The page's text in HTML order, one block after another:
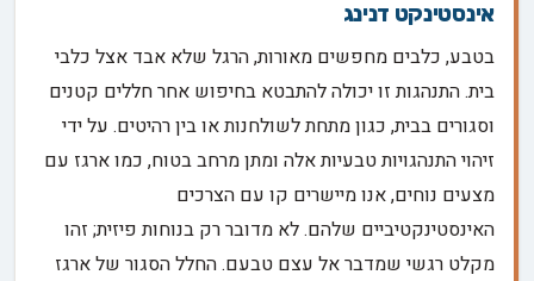
אינסטינקט דנינג
בטבע, כלבים מחפשים מאורות, הרגל שלא אבד אצל כלבי
בית. התנהגות זו יכולה להתבטא בחיפוש אחר חללים קטנים
וסגורים בבית, כגון מתחת לשולחנות או בין רהיטים. על ידי
זיהוי התנהגויות טבעיות אלה ומתן מרחב בטוח, כמו ארגז עם
מצעים נוחים, אנו מיישרים קו עם הצרכים
האינסטינקטיביים שלהם. לא מדובר רק בנוחות פיזית; זהו
מקלט רגשי שמדבר אל עצם טבעם. החלל הסגור של ארגז